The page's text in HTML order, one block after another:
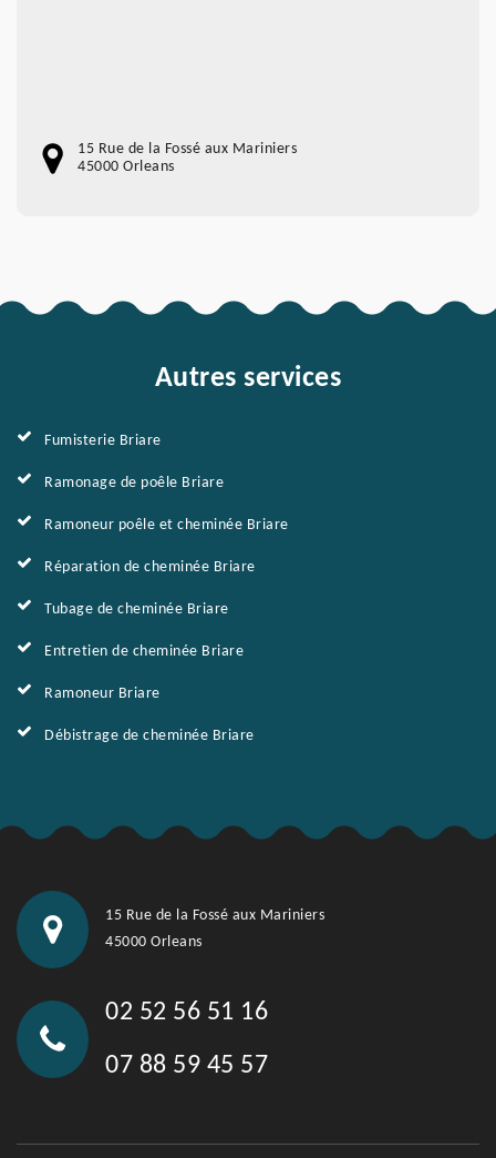
15 Rue de la Fossé aux Mariniers
45000 Orleans
Autres services
Fumisterie Briare
Ramonage de poêle Briare
Ramoneur poêle et cheminée Briare
Réparation de cheminée Briare
Tubage de cheminée Briare
Entretien de cheminée Briare
Ramoneur Briare
Débistrage de cheminée Briare
15 Rue de la Fossé aux Mariniers
45000 Orleans
02 52 56 51 16
07 88 59 45 57